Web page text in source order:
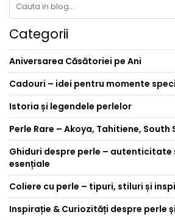
Categorii
Aniversarea Căsătoriei pe Ani
Cadouri – idei pentru momente
Istoria și legendele perlelor
Perle Rare – Akoya, Tahitiene, South
Ghiduri despre perle – autenticitate
esențiale
Coliere cu perle – tipuri, stiluri și
Inspirație & Curiozități despre perle